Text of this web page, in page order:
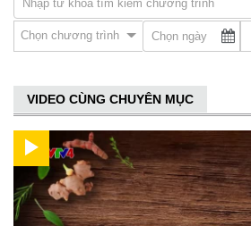
Chọn chương trình
VIDEO CÙNG CHUYÊN MỤC